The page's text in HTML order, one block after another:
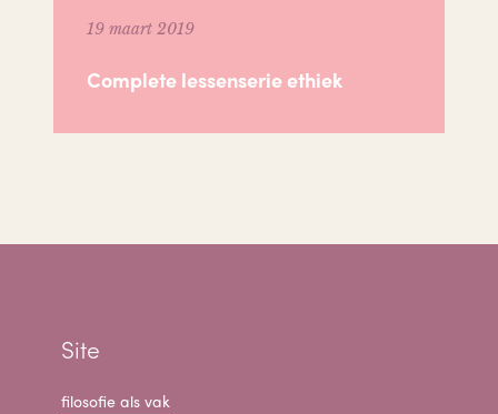
19 maart 2019
Complete lessenserie ethiek
Site
filosofie als vak